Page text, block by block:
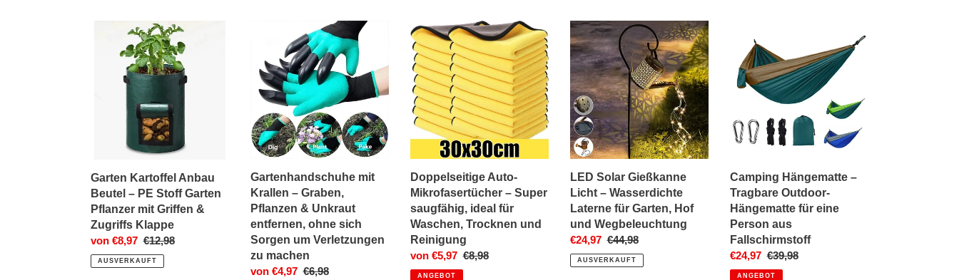
Kartoffel
Anbau
Pflanzer
Griffen
&
Zugriffs
Klappe
Garten Kartoffel Anbau
Beutel – PE Stoff Garten
Pflanzer mit Griffen &
Zugriffs Klappe
Sonderpreis
von €8,97 Normaler
Preis
€12,98
AUSVERKAUFT
Gartenhandschuhe
Krallen
Graben,
Pflanzen
&
Unkraut
entfernen,
sich
Sorgen
um
Verletzungen
zu
machen
Gartenhandschuhe mit
Krallen – Graben,
Pflanzen & Unkraut
entfernen, ohne sich
Sorgen um Verletzungen
zu machen
Sonderpreis
von €4,97 Normaler
€6,98
Doppelseitige
Auto-
Mikrofasertücher
–
Super
saugfähig,
ideal
für
Waschen,
und
Reinigung
Doppelseitige Auto-
Mikrofasertücher – Super
saugfähig, ideal für
Waschen, Trocknen und
Reinigung
Sonderpreis
von €5,97 Normaler
Preis
€8,98
ANGEBOT
LED
Solar
Gießkanne
Licht
–
Wasserdichte
Laterne
für
Garten,
und
Wegbeleuchtung
LED Solar Gießkanne
Licht – Wasserdichte
Laterne für Garten, Hof
und Wegbeleuchtung
Sonderpreis
€24,97 Normaler
Preis
€44,98
AUSVERKAUFT
Hängematte
Tragbare
Outdoor-
Hängematte
für
eine
Fallschirmstoff
Camping Hängematte –
Tragbare Outdoor-
Hängematte für eine
Person aus
Fallschirmstoff
Sonderpreis
€24,97 Normaler
Preis
€39,98
ANGEBOT